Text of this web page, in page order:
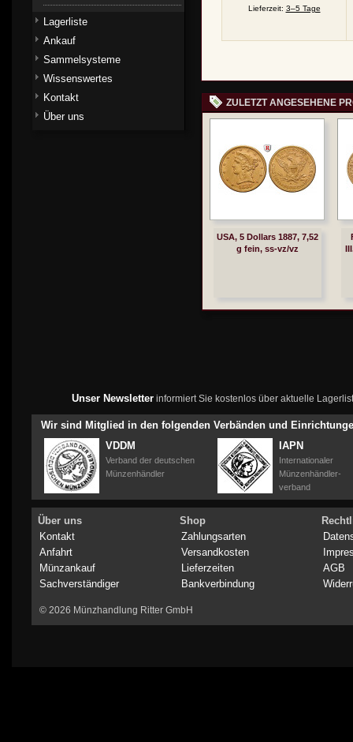
Lieferzeit: 3–5 Tage
ZULETZT ANGESEHENE
USA, 5 Dollars 1887, 7,52
g fein, ss-vz/vz
Lagerliste
Ankauf
Sammelsysteme
Wissenswertes
Kontakt
Über uns
Unser Newsletterinformiert Sie kostenlos über aktuelle
Wir sind Mitglied in den folgenden Verbänden und
VDDM
Verband der deutschen
Münzenhändler
IAPN
Internationaler
Münzenhändler-
verband
Über uns
Kontakt
Anfahrt
Münzankauf
Sachverständiger
Shop
Zahlungsarten
Versandkosten
Lieferzeiten
Bankverbindung
AGB
© 2026 Münzhandlung Ritter GmbH